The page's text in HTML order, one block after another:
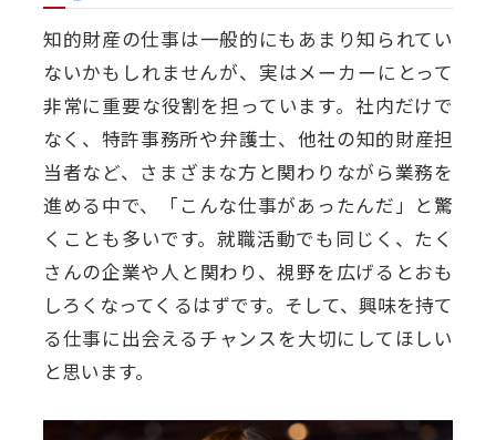
知的財産の仕事は一般的にもあまり知られてい
ないかもしれませんが、実はメーカーにとって
非常に重要な役割を担っています。社内だけで
なく、特許事務所や弁護士、他社の知的財産担
当者など、さまざまな方と関わりながら業務を
進める中で、「こんな仕事があったんだ」と驚
くことも多いです。就職活動でも同じく、たく
さんの企業や人と関わり、視野を広げるとおも
しろくなってくるはずです。そして、興味を持て
る仕事に出会えるチャンスを大切にしてほしい
と思います。